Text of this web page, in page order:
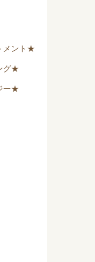
メント★
グ★
ー★